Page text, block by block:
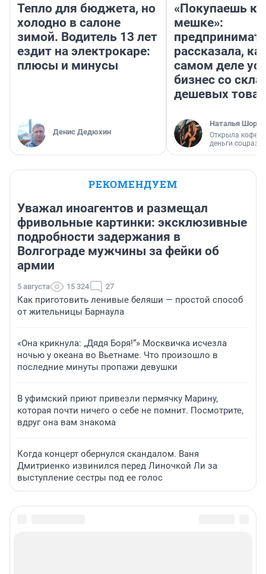
Тепло для бюджета, но
холодно в салоне
зимой. Водитель 13 лет
ездит на электрокаре:
плюсы и минусы
Денис Дедюхин
«Покупаешь
мешке»:
рассказала,
самом деле
бизнес со
дешевых
Наталья
Открыла
деньги
РЕКОМЕНДУЕМ
Уважал иноагентов и размещал
фривольные картинки: эксклюзивные
подробности задержания в
Волгограде мужчины за фейки об
армии
5 августа 15 324 27
Как приготовить ленивые беляши — простой способ
от жительницы Барнаула
«Она крикнула: „Дядя Боря!“» Москвичка исчезла
ночью у океана во Вьетнаме. Что произошло в
последние минуты пропажи девушки
В уфимский приют привезли пермячку Марину,
которая почти ничего о себе не помнит. Посмотрите,
вдруг она вам знакома
Когда концерт обернулся скандалом. Ваня
Дмитриенко извинился перед Линочкой Ли за
выступление сестры под ее голос